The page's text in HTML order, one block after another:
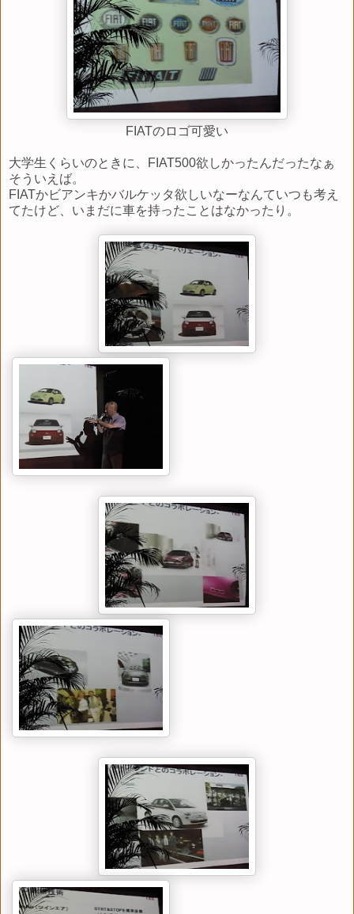
FIATのロゴ可愛い
大学生くらいのときに、FIAT500欲しかったんだったなぁ
そういえば。
FIATかビアンキかバルケッタ欲しいなーなんていつも考え
てたけど、いまだに車を持ったことはなかったり。